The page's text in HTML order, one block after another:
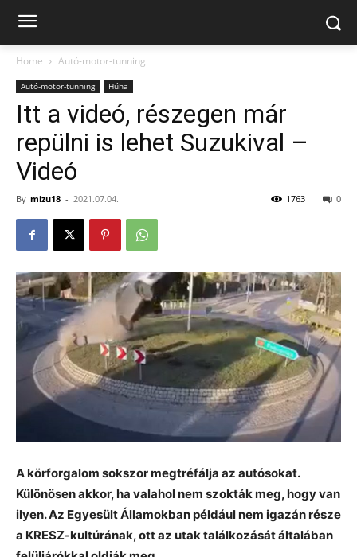
Home Autó-motor-tunning
Autó-motor-tunning Hűha
Itt a videó, részegen már
repülni is lehet Suzukival –
Videó
By mizu18 - 2021.07.04. 0
1763
A körforgalom sokszor megtréfálja az autósokat.
Különösen akkor, ha valahol nem szokták meg, hogy van
ilyen. Az Egyesült Államokban például nem igazán része
a KRESZ-kultúrának, ott az utak találkozását általában